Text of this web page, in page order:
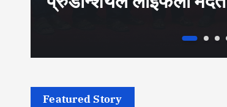
Featured Story